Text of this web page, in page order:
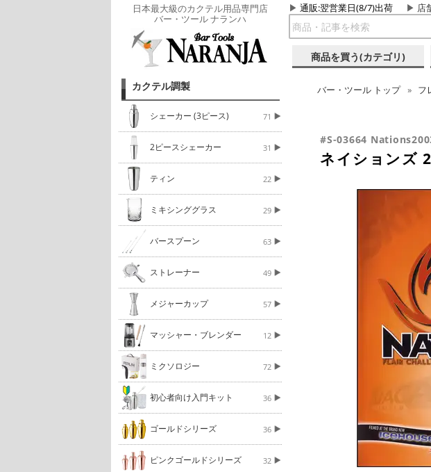
日本最大級のカクテル用品専門店
バー・ツール ナランハ
通販:翌営業日(8/7)出荷 店
商品を買う(カテゴリ)
カクテル調製
シェーカー (3ピース) 71
2ピースシェーカー 31
ティン 22
ミキシンググラス 29
バースプーン 63
ストレーナー 49
メジャーカップ 57
マッシャー・ブレンダー 12
ミクソロジー 72
初心者向け入門キット 36
ゴールドシリーズ 36
ピンクゴールドシリーズ 32
バー・ツール トップ フ
#S-03664
ネイションズ